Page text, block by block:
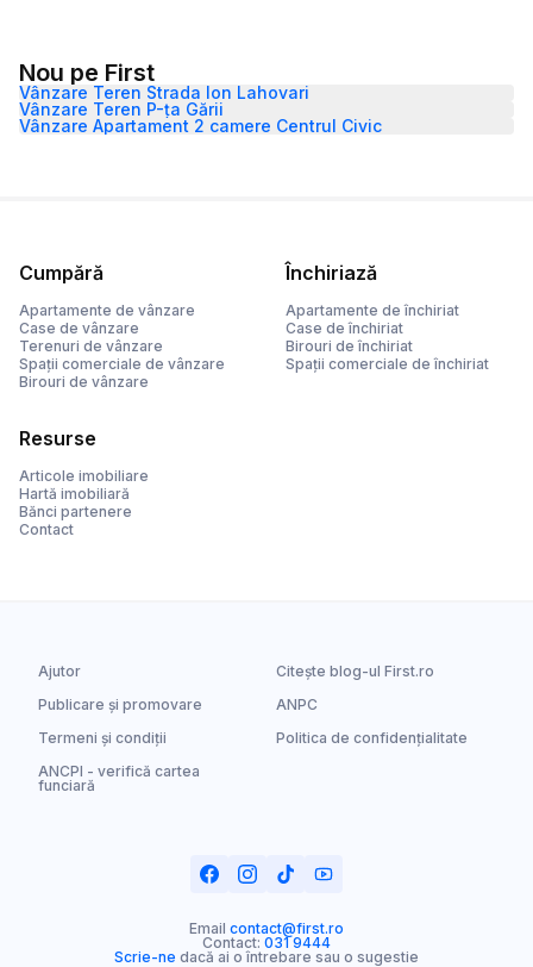
Nou pe First
Vânzare Teren Strada Ion Lahovari
Vânzare Teren P-ța Gării
Vânzare Apartament 2 camere Centrul Civic
Cumpără
Apartamente de vânzare
Case de vânzare
Terenuri de vânzare
Spații comerciale de vânzare
Birouri de vânzare
Închiriază
Apartamente de închiriat
Case de închiriat
Birouri de închiriat
Spații comerciale de închiriat
Resurse
Articole imobiliare
Hartă imobiliară
Bănci partenere
Contact
Ajutor
Citește blog-ul First.ro
Publicare și promovare
ANPC
Termeni și condiții
Politica de confidențialitate
ANCPI - verifică cartea
funciară
Email contact@first.ro
Contact: 031 9444
Scrie-ne dacă ai o întrebare sau o sugestie